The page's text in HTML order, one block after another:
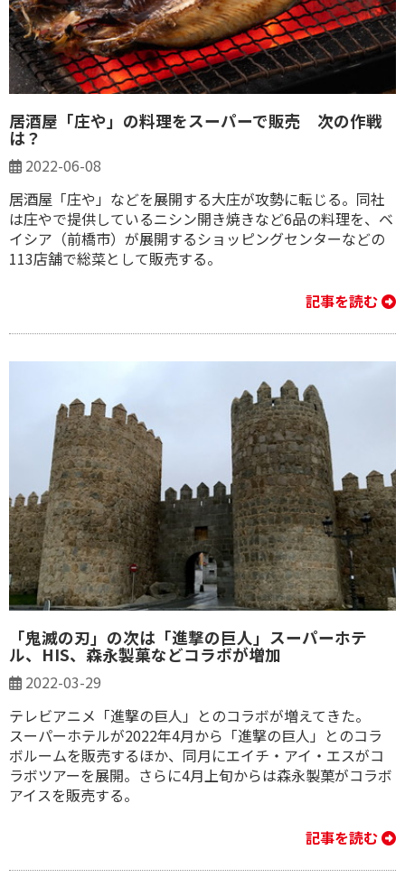
居酒屋「庄や」の料理をスーパーで販売 次の作戦
は？
2022-06-08
居酒屋「庄や」などを展開する大庄が攻勢に転じる。同社
は庄やで提供しているニシン開き焼きなど6品の料理を、ベ
イシア（前橋市）が展開するショッピングセンターなどの
113店舗で総菜として販売する。
記事を読む
「鬼滅の刃」の次は「進撃の巨人」スーパーホテ
ル、HIS、森永製菓などコラボが増加
2022-03-29
テレビアニメ「進撃の巨人」とのコラボが増えてきた。
スーパーホテルが2022年4月から「進撃の巨人」とのコラ
ボルームを販売するほか、同月にエイチ・アイ・エスがコ
ラボツアーを展開。さらに4月上旬からは森永製菓がコラボ
アイスを販売する。
記事を読む